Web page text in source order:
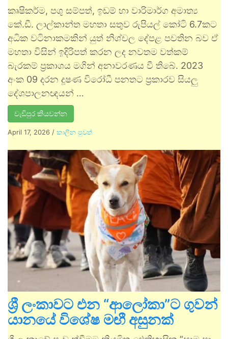
කෘෂිකර්ම, පශු සම්පත්, ඉඩම් හා වාරිමාර්ග අමාත්‍ය
කේ.ඩී. ලාල්කාන්ත මහතා සතුව රුපියල් කෝටි 6.7කට
අධික වටිනාකමකින් යුත් නිශ්චල දේපළ පවතින බව ඒ
මහතා විසින් ඉදිරිපත් කරන ලද නවතම වත්කම්
බැරකම් ප්‍රකාශය මගින් අනාවරණය වී තිබේ. 2023
අංක 09 දරන දූෂණ විරෝධී පනතට ප්‍රකාරව සියලු
දේශපාලනඥයන් …
වැඩිපුර කියවන්න
April 17, 2026 / කාලීන පුවත්
ශ්‍රී ලංකාවට එන “ආලෝකා”ට ගුවන්
යානයේ විශේෂ මඟී අසුනක්